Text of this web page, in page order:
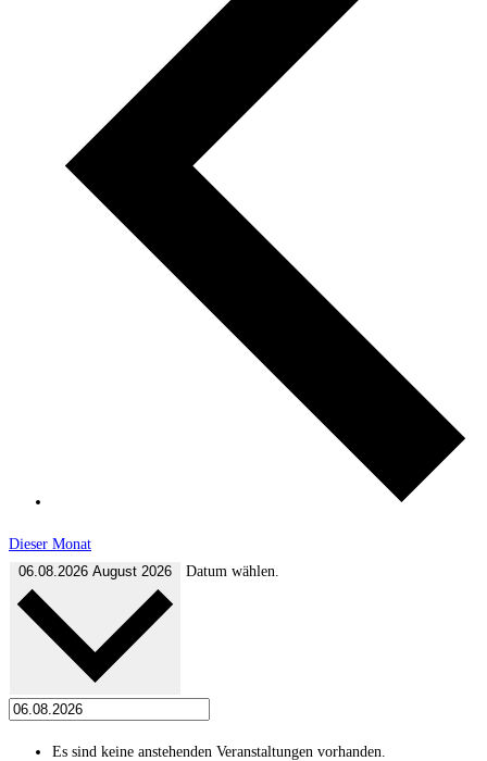
Dieser Monat
06.08.2026 August 2026 Datum wählen.
Es sind keine anstehenden Veranstaltungen vorhanden.